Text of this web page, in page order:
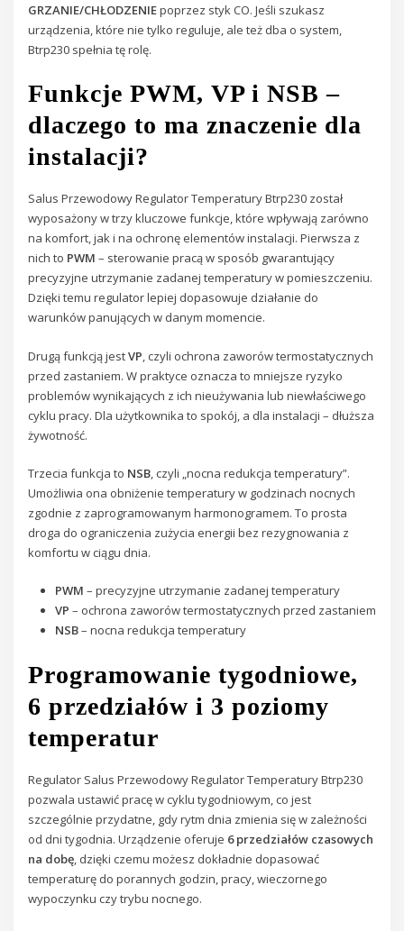
GRZANIE/CHŁODZENIEpoprzez styk CO. Jeśli szukasz
urządzenia, które nie tylko reguluje, ale też dba o system,
Btrp230 spełnia tę rolę.
Funkcje PWM, VP i NSB –
dlaczego to ma znaczenie dla
instalacji?
Salus Przewodowy Regulator Temperatury Btrp230 został
wyposażony w trzy kluczowe funkcje, które wpływają zarówno
na komfort, jak i na ochronę elementów instalacji. Pierwsza z
nich to PWM – sterowanie pracą w sposób gwarantujący
precyzyjne utrzymanie zadanej temperatury w pomieszczeniu.
Dzięki temu regulator lepiej dopasowuje działanie do
warunków panujących w danym momencie.
Drugą funkcją jestVP, czyli ochrona zaworów termostatycznych
przed zastaniem. W praktyce oznacza to mniejsze ryzyko
problemów wynikających z ich nieużywania lub niewłaściwego
cyklu pracy. Dla użytkownika to spokój, a dla instalacji – dłuższa
żywotność.
Trzecia funkcja to NSB, czyli „nocna redukcja temperatury”.
Umożliwia ona obniżenie temperatury w godzinach nocnych
zgodnie z zaprogramowanym harmonogramem. To prosta
droga do ograniczenia zużycia energii bez rezygnowania z
komfortu w ciągu dnia.
PWM – precyzyjne utrzymanie zadanej temperatury
VP – ochrona zaworów termostatycznych przed zastaniem
NSB– nocna redukcja temperatury
Programowanie tygodniowe,
6 przedziałów i 3 poziomy
temperatur
Regulator Salus Przewodowy Regulator Temperatury Btrp230
pozwala ustawić pracę w cyklu tygodniowym, co jest
szczególnie przydatne, gdy rytm dnia zmienia się w zależności
od dni tygodnia. Urządzenie oferuje 6 przedziałów czasowych
na dobę, dzięki czemu możesz dokładnie dopasować
temperaturę do porannych godzin, pracy, wieczornego
wypoczynku czy trybu nocnego.